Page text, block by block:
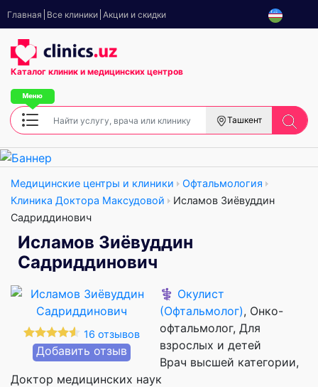
Главная Все клиники Акции и скидки
Каталог клиник и медицинских центров
Ташкент
Медицинские центры и клиники
Офтальмология
Клиника Доктора Максудовой
Исламов Зиёвуддин
Садриддинович
Исламов Зиёвуддин
Садриддинович
16 отзывов
Добавить отзыв
⚕️ Окулист
(Офтальмолог), Онко-
офтальмолог, Для
взрослых и детей
Врач высшей категории
Доктор медицинских наук